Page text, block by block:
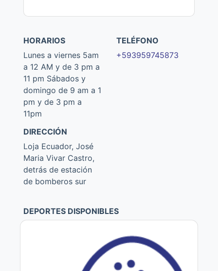
HORARIOS
Lunes a viernes 5am
a 12 AM y de 3 pm a
11 pm Sábados y
domingo de 9 am a 1
pm y de 3 pm a
11pm
TELÉFONO
+593959745873
DIRECCIÓN
Loja Ecuador, José
Maria Vivar Castro,
detrás de estación
de bomberos sur
DEPORTES DISPONIBLES